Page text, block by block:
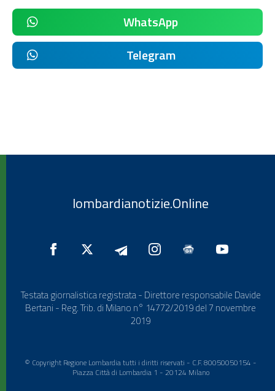
WhatsApp
Telegram
lombardianotizie.Online
Testata giornalistica registrata - Direttore responsabile Davide
Bertani - Reg. Trib. di Milano n° 14772/2019 del 7 novembre
2019
© Copyright Regione Lombardia tutti i diritti riservati - C.F. 80050050154 -
Piazza Città di Lombardia 1 - 20124 Milano